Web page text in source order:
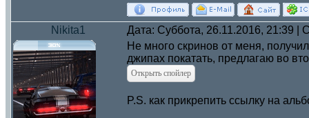
Nikita1 Дата: Суббота, 26.11.2016, 21:39 |
Не много скринов от меня,
джипах покатать, предлагаю во
P.S. как прикрепить ссылку на